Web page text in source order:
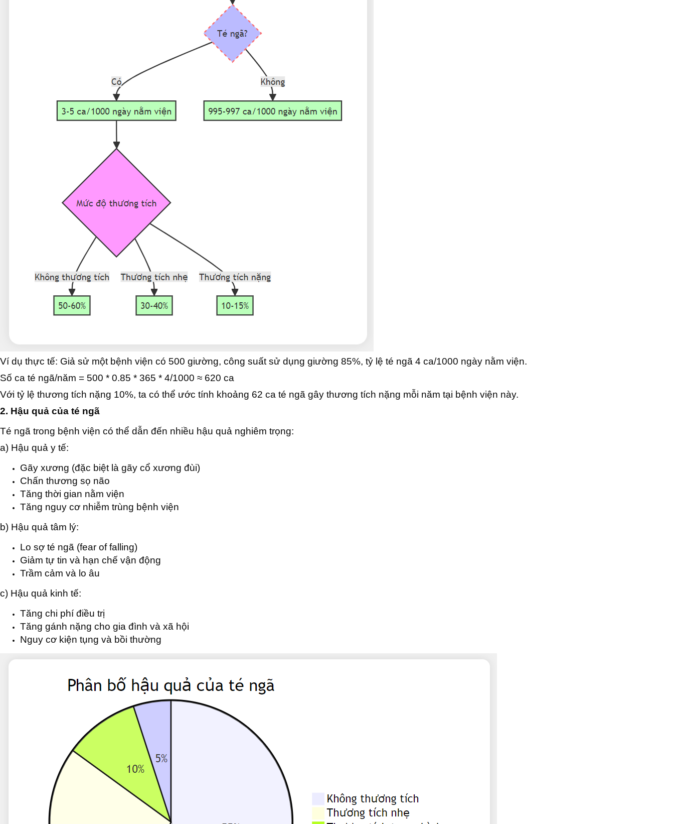
Ví dụ thực tế: Giả sử một bệnh viện có 500 giường, công suất sử dụng giường 85%, tỷ lệ té ngã 4 ca/1000 ngày nằm viện.
Số ca té ngã/năm = 500 * 0.85 * 365 * 4/1000 ≈ 620 ca
Với tỷ lệ thương tích nặng 10%, ta có thể ước tính khoảng 62 ca té ngã gây thương tích nặng mỗi năm tại bệnh viện này.
2. Hậu quả của té ngã
Té ngã trong bệnh viện có thể dẫn đến nhiều hậu quả nghiêm trọng:
a) Hậu quả y tế:
Gãy xương (đặc biệt là gãy cổ xương đùi)
Chấn thương sọ não
Tăng thời gian nằm viện
Tăng nguy cơ nhiễm trùng bệnh viện
b) Hậu quả tâm lý:
Lo sợ té ngã (fear of falling)
Giảm tự tin và hạn chế vận động
Trầm cảm và lo âu
c) Hậu quả kinh tế:
Tăng chi phí điều trị
Tăng gánh nặng cho gia đình và xã hội
Nguy cơ kiện tụng và bồi thường